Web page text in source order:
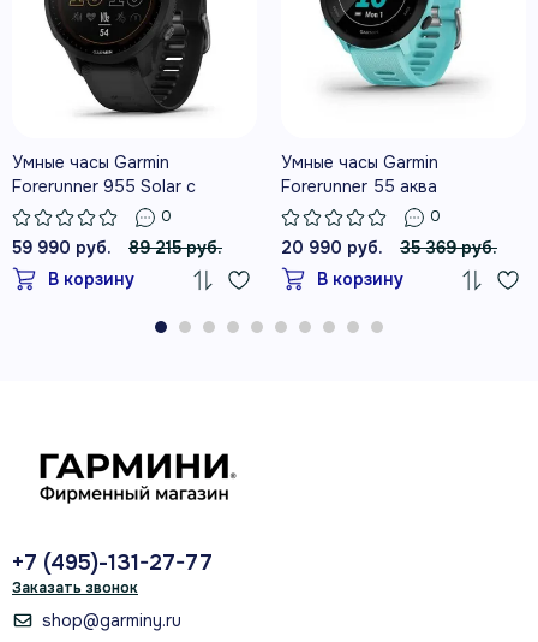
ПОКАЗАТЕЛИ ТРЕНИРОВОК И
БОЛЕЕ 25 ПРОФИЛЕЙ ДЛЯ
ПОМЕЩЕНИИ
СЕНСОРНЫЙ ЭКРАН И ФИЗИЧЕСКИЕ
Умные часы Garmin
Forerunner 955 Solar с
черным ремешком0
59 990 руб.
89 215 руб.
В корзину
Умные часы Garmin
Forerunner 55 аква
0
20 990 руб.
35 369 руб.
В корзину
+7 (495)-131-27-77
Заказать звонок
shop@garminy.ru